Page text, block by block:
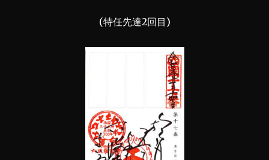
(特任先達2回目)